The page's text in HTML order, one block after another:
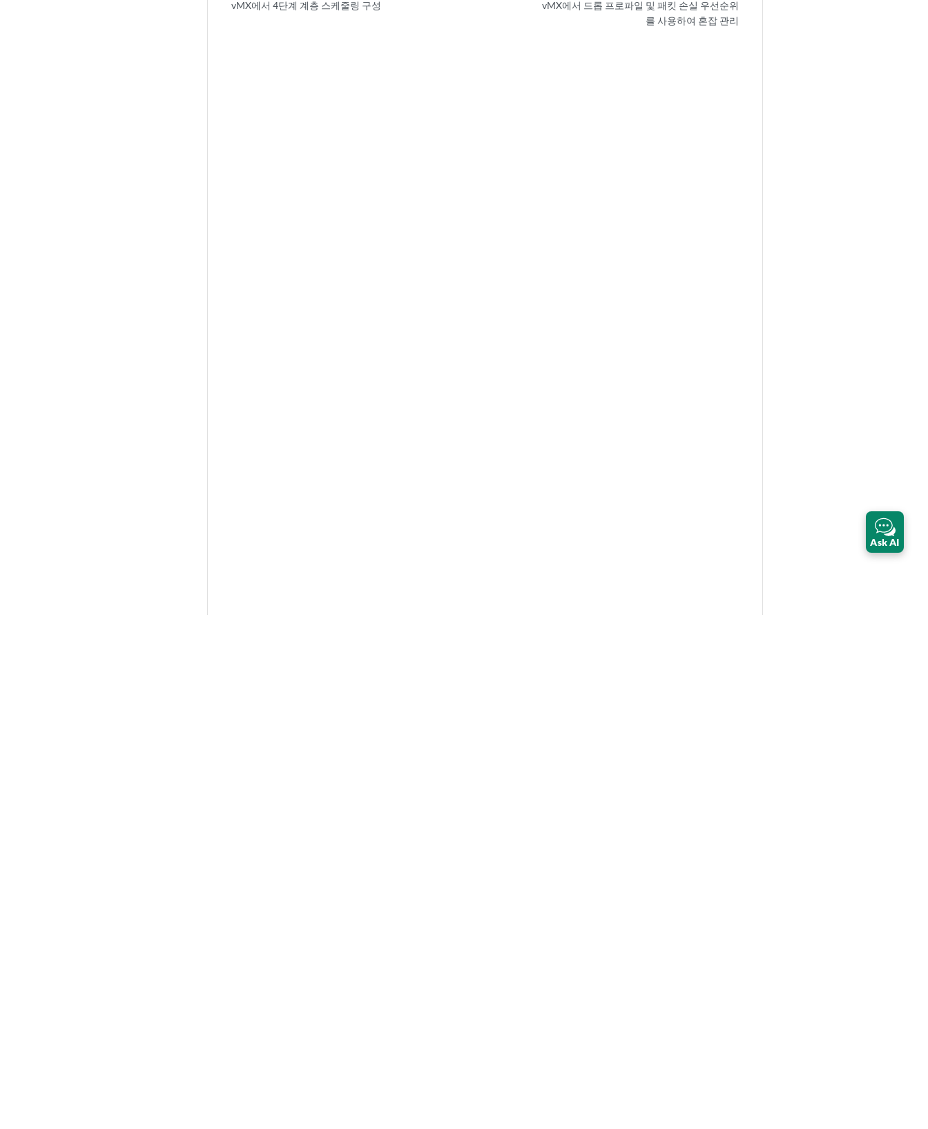
vMX에서 4단계 계층 스케줄링 구성
vMX에서 드롭 프로파일 및 패킷 손실 우선순위
를 사용하여 혼잡 관리
Ask AI